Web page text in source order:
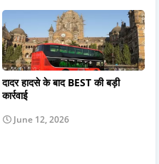
दादर हादसे के बाद BEST की बड़ी
कार्रवाई
June 12, 2026